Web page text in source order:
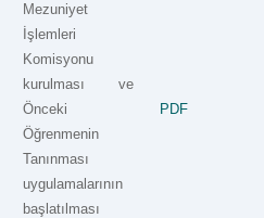
Mezuniyet
İşlemleri
Komisyonu
kurulması ve
Önceki
Öğrenmenin
Tanınması
uygulamalarının
başlatılması
PDF